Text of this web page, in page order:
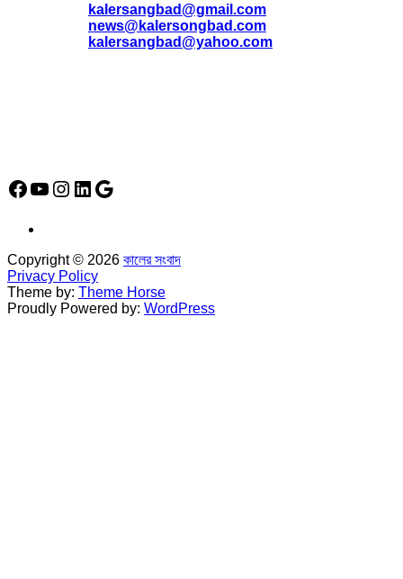
kalersangbad@gmail.com
news@kalersongbad.com
kalersangbad@yahoo.com
Facebook
YouTube
Instagram
LinkedIn
Google
Copyright © 2026 কালের সংবাদ
Privacy Policy
Theme by: Theme Horse
Proudly Powered by: WordPress